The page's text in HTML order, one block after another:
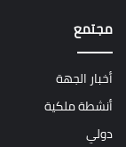
مجتمع
أخبار الجهة
أنشطة ملكية
دولي